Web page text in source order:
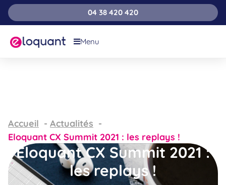
04 38 420 420
Menu
Accueil
Actualités
Eloquant CX Summit 2021 : les replays !
Eloquant CX Summit 2021 :
les replays !